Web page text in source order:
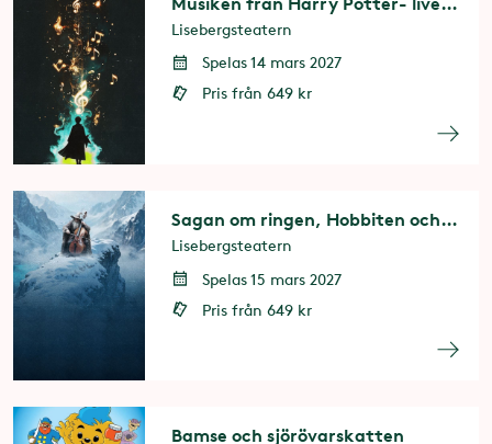
Lisebergsteatern
Spelas 14 mars 2027
Pris från 649 kr
Sagan om ringen, Hobbiten och Maktens ringar
Lisebergsteatern
Spelas 15 mars 2027
Pris från 649 kr
Bamse och sjörövarskatten